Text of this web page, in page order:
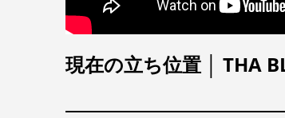
現在の立ち位置 │ THA